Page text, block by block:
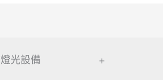
燈光設備 +